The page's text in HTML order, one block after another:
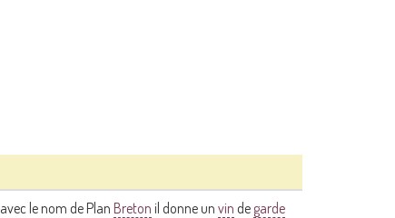
avec le nom de Plan Breton il donne un vin de garde